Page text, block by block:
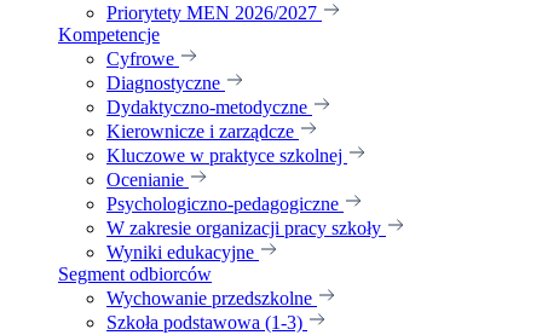
Priorytety MEN 2026/2027
Kompetencje
Cyfrowe
Diagnostyczne
Dydaktyczno-metodyczne
Kierownicze i zarządcze
Kluczowe w praktyce szkolnej
Ocenianie
Psychologiczno-pedagogiczne
W zakresie organizacji pracy szkoły
Wyniki edukacyjne
Segment odbiorców
Wychowanie przedszkolne
Szkoła podstawowa (1-3)